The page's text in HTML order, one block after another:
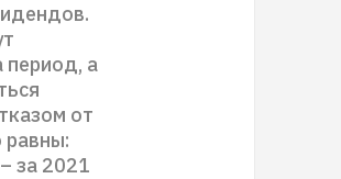
период, а
от
за 2021